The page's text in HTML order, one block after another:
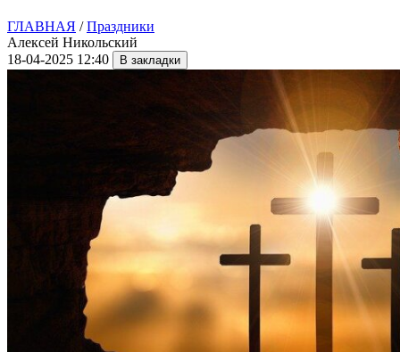
ГЛАВНАЯ /Праздники
Алексей Никольский
18-04-2025 12:40